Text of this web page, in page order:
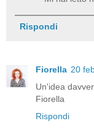
Rispondi
Fiorella 20
Un'idea
Fiorella
Rispondi